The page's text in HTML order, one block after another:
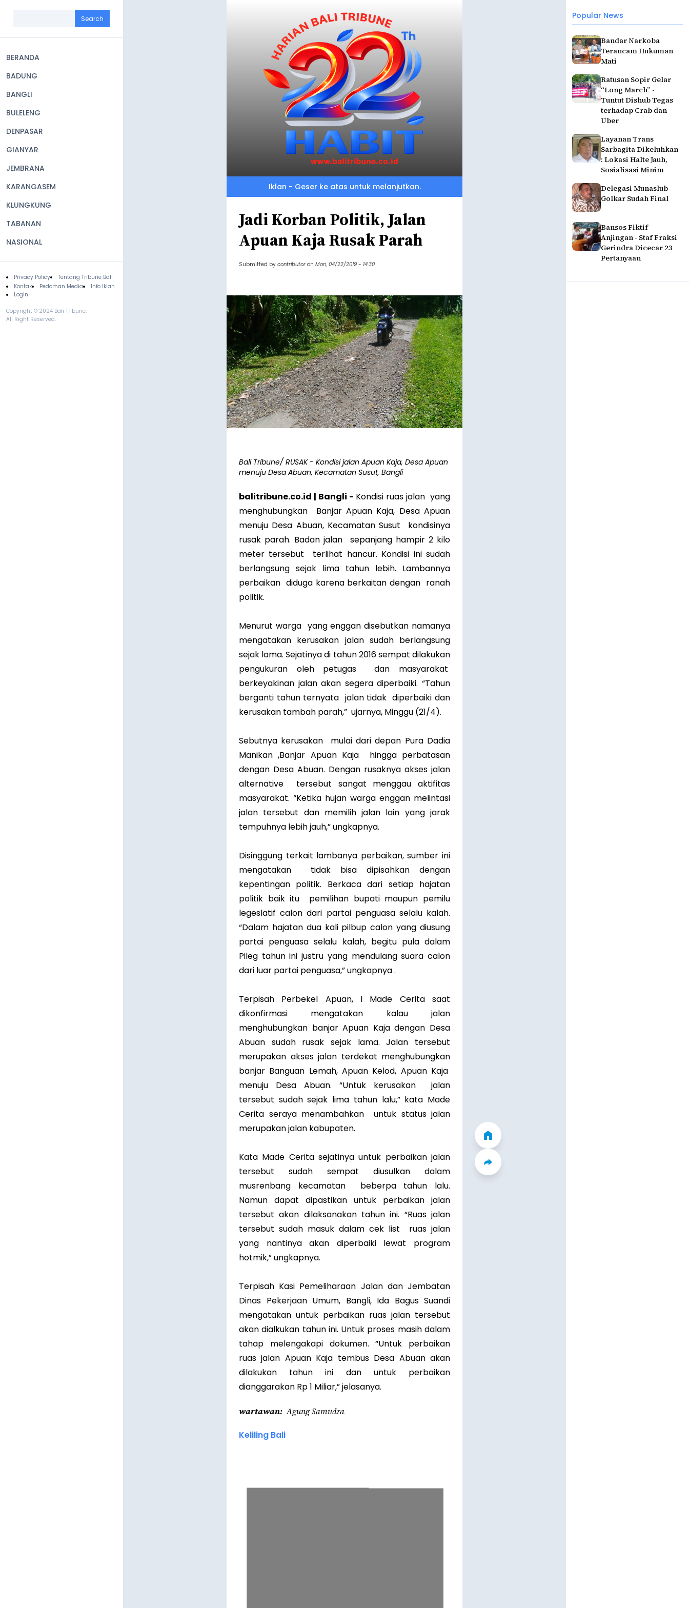
navigation
BERANDA
BADUNG
BANGLI
BULELENG
DENPASAR
GIANYAR
JEMBRANA
KARANGASEM
KLUNGKUNG
TABANAN
NASIONAL
Footer
Privacy Policy
Tentang Tribune Bali
Kontak
Pedoman Media
Info Iklan
Login
Copyright © 2024 Bali Tribune,
All Right Reserved.
Popular News
Bandar Narkoba
Terancam Hukuman
Mati
Ratusan Sopir Gelar
“Long March” -
Tuntut Dishub Tegas
terhadap Crab dan
Uber
Layanan Trans
Sarbagita Dikeluhkan
: Lokasi Halte Jauh,
Sosialisasi Minim
Delegasi Munaslub
Golkar Sudah Final
Bansos Fiktif
Anjingan - Staf Fraksi
Gerindra Dicecar 23
Pertanyaan
Iklan - Geser ke atas untuk melanjutkan.
Jadi Korban Politik, Jalan
Apuan Kaja Rusak Parah
Submitted by contributor on Mon, 04/22/2019 - 14:30
Bali Tribune/ RUSAK - Kondisi jalan Apuan Kaja, Desa Apuan
menuju Desa Abuan, Kecamatan Susut, Bangli
balitribune.co.id | Bangli - Kondisi ruas jalan yang
menghubungkan Banjar Apuan Kaja, Desa Apuan
menuju Desa Abuan, Kecamatan Susut kondisinya
rusak parah. Badan jalan sepanjang hampir 2 kilo
meter tersebut terlihat hancur. Kondisi ini sudah
berlangsung sejak lima tahun lebih. Lambannya
perbaikan diduga karena berkaitan dengan ranah
politik.
Menurut warga yang enggan disebutkan namanya
mengatakan kerusakan jalan sudah berlangsung
sejak lama. Sejatinya di tahun 2016 sempat dilakukan
pengukuran oleh petugas dan masyarakat
berkeyakinan jalan akan segera diperbaiki. “Tahun
berganti tahun ternyata jalan tidak diperbaiki dan
kerusakan tambah parah,” ujarnya, Minggu (21/4).
Sebutnya kerusakan mulai dari depan Pura Dadia
Manikan ,Banjar Apuan Kaja hingga perbatasan
dengan Desa Abuan. Dengan rusaknya akses jalan
alternative tersebut sangat menggau aktifitas
masyarakat. “Ketika hujan warga enggan melintasi
jalan tersebut dan memilih jalan lain yang jarak
tempuhnya lebih jauh,” ungkapnya.
Disinggung terkait lambanya perbaikan, sumber ini
mengatakan tidak bisa dipisahkan dengan
kepentingan politik. Berkaca dari setiap hajatan
politik baik itu pemilihan bupati maupun pemilu
legeslatif calon dari partai penguasa selalu kalah.
“Dalam hajatan dua kali pilbup calon yang diusung
partai penguasa selalu kalah, begitu pula dalam
Pileg tahun ini justru yang mendulang suara calon
dari luar partai penguasa,” ungkapnya .
Terpisah Perbekel Apuan, I Made Cerita saat
dikonfirmasi mengatakan kalau jalan
menghubungkan banjar Apuan Kaja dengan Desa
Abuan sudah rusak sejak lama. Jalan tersebut
merupakan akses jalan terdekat menghubungkan
banjar Banguan Lemah, Apuan Kelod, Apuan Kaja
menuju Desa Abuan. “Untuk kerusakan jalan
tersebut sudah sejak lima tahun lalu,” kata Made
Cerita seraya menambahkan untuk status jalan
merupakan jalan kabupaten.
Kata Made Cerita sejatinya untuk perbaikan jalan
tersebut sudah sempat diusulkan dalam
musrenbang kecamatan beberpa tahun lalu.
Namun dapat dipastikan untuk perbaikan jalan
tersebut akan dilaksanakan tahun ini. “Ruas jalan
tersebut sudah masuk dalam cek list ruas jalan
yang nantinya akan diperbaiki lewat program
hotmik,” ungkapnya.
Terpisah Kasi Pemeliharaan Jalan dan Jembatan
Dinas Pekerjaan Umum, Bangli, Ida Bagus Suandi
mengatakan untuk perbaikan ruas jalan tersebut
akan dialkukan tahun ini. Untuk proses masih dalam
tahap melengakapi dokumen. “Untuk perbaikan
ruas jalan Apuan Kaja tembus Desa Abuan akan
dilakukan tahun ini dan untuk perbaikan
dianggarakan Rp 1 Miliar,” jelasanya.
wartawan Agung Samudra
Keliling Bali